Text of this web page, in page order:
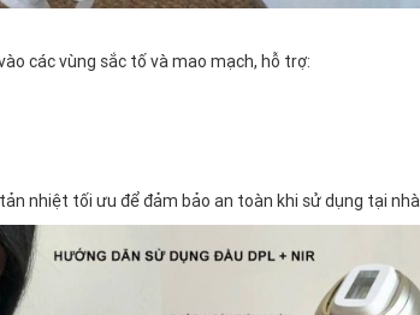
các vùng sắc tố và mao mạch, hỗ trợ:
nhiệt tối ưu để đảm bảo an toàn khi sử dụng tại nhà.